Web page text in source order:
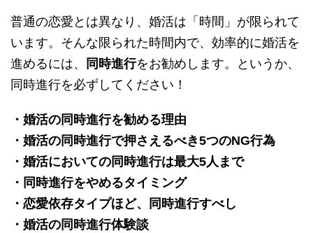
普通の恋愛とは異なり、婚活は「時間」が限られて
います。そんな限られた時間内で、効率的に婚活を
進めるには、
同時進行をお勧めします。というか、
同時進行を必ずしてください！
・婚活の同時進行を勧める理由
・婚活の同時進行で押さえるべき5つのNG行為
・婚活においての同時進行は最大5人まで
・同時進行をやめるタイミング
・恋愛依存タイプほど、同時進行すべし
・婚活の同時進行体験談